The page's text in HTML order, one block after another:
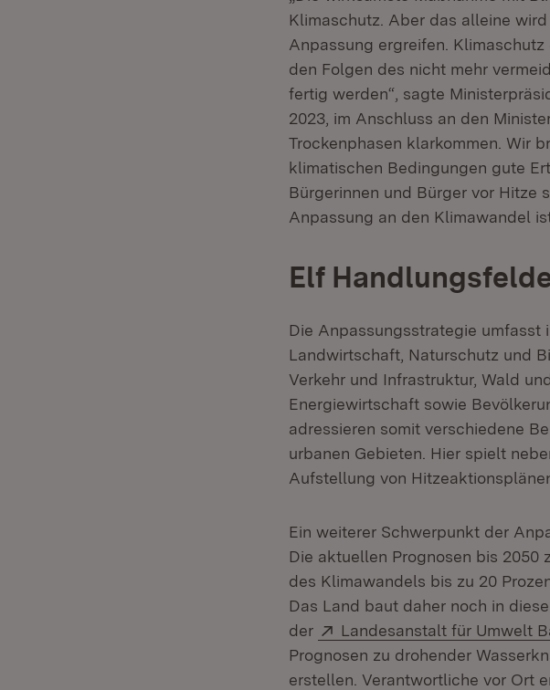
Klimaschutz. Aber das alleine
Anpassung ergreifen.
den Folgen des nicht mehr
fertig werden“, sagte
2023, im Anschluss an den
Trockenphasen klarkommen. Wir
klimatischen Bedingungen gute
Bürgerinnen und Bürger vor Hitze
Anpassung an den Klimawandel
Elf
Die Anpassungsstrategie umfasst
Landwirtschaft, Naturschutz und
Verkehr und Infrastruktur, Wald
Energiewirtschaft sowie
adressieren somit verschiedene
urbanen Gebieten. Hier spielt
Aufstellung von
Ein weiterer Schwerpunkt der
Die aktuellen Prognosen bis 2050
des Klimawandels bis zu 20
Das Land baut daher noch in
der
Extern:
Landesanstalt für Umwelt
Prognosen zu drohender
erstellen. Verantwortliche vor Ort